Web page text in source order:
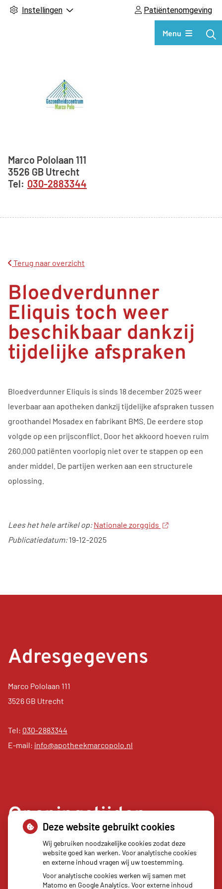
Instellingen Patiëntenomgeving
Hoofdmenu
Menu
Adresgegevens
Marco Pololaan 111
3526 GB Utrecht
030-2883344
Terug naar overzicht
Bloedverdunner
Eliquis toch weer
beschikbaar dankzij
tijdelijke afspraken
Bloedverdunner Eliquis is sinds 18 december 2025 weer
leverbaar aan apotheken dankzij tijdelijke afspraken tussen
groothandel Mosadex en fabrikant BMS. De eerdere stop
volgde op een prijsconflict. Door het akkoord hoeven ruim
260.000 patiënten voorlopig niet over te stappen op een
ander middel. De partijen werken aan een structurele
oplossing.
Lees het hele artikel op: Nationale zorggids
Publicatiedatum:19-12-2025
Adresgegevens
Marco Pololaan 111
3526 GB Utrecht
Tel: 030-2883344
E-mail: info@apotheekmarcopolo.nl
Openingstijden
08.00 - 17.30
08.00 - 17.30
Woensdag:
08.00 - 17.30
Donderdag:
08.00 - 17.30
Deze website gebruikt cookies
Wij gebruiken noodzakelijke cookies zodat deze
website goed kan werken. Voor analytische cookies
en externe inhoud vragen wij uw toestemming.
Voor analytische cookies werken wij samen met
Matomo en Google Analytics. Voor externe inhoud